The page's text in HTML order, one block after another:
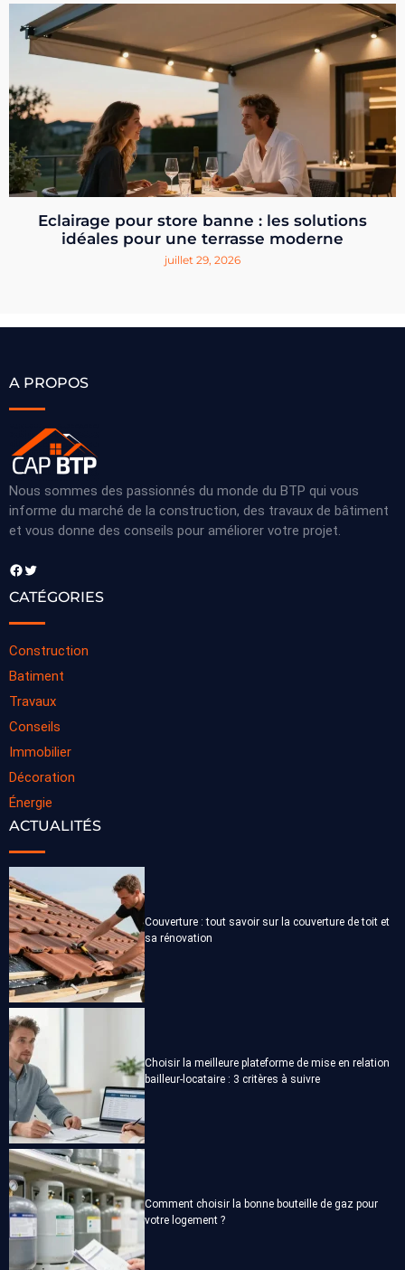
Eclairage pour store banne : les solutions
idéales pour une terrasse moderne
juillet 29, 2026
A PROPOS
Nous sommes des passionnés du monde du BTP qui vous
informe du marché de la construction, des travaux de bâtiment
et vous donne des conseils pour améliorer votre projet.
Facebook Twitter
CATÉGORIES
Construction
Batiment
Travaux
Conseils
Immobilier
Décoration
Énergie
ACTUALITÉS
Couverture : tout savoir sur la couverture de toit et
sa rénovation
Choisir la meilleure plateforme de mise en relation
bailleur-locataire : 3 critères à suivre
Comment choisir la bonne bouteille de gaz pour
votre logement ?